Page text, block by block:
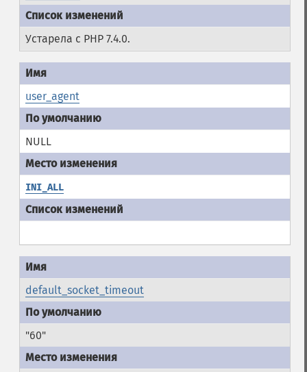
Устарела с PHP 7.4.0.
user_agent
NULL
INI_ALL
default_socket_timeout
"60"